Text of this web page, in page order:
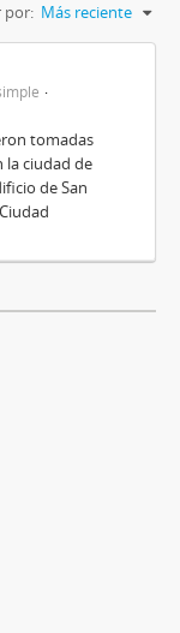
por: Más reciente
tomadas
la ciudad de
de San